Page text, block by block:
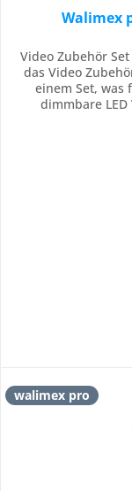
Walimex
Video Zubehör
das Video
einem Set, was
dimmbare
Gelenkarm,
walimex pro